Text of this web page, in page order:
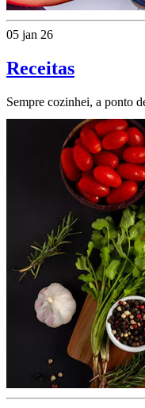
05 jan 26
Receitas
Sempre cozinhei, a ponto